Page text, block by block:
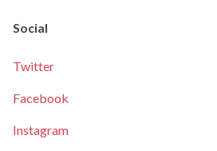
Social
Twitter
Facebook
Instagram